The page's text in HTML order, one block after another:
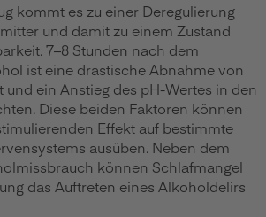
kommt es zu einer Deregulierung
und damit zu einem Zustand
7–8 Stunden nach dem
ist eine drastische Abnahme von
und ein Anstieg des pH-Wertes in den
Diese beiden Faktoren können
Effekt auf bestimmte
ausüben. Neben dem
können Schlafmangel
das Auftreten eines Alkoholdelirs